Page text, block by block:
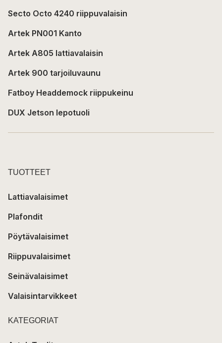
Secto Octo 4240 riippuvalaisin
Artek PN001 Kanto
Artek A805 lattiavalaisin
Artek 900 tarjoiluvaunu
Fatboy Headdemock riippukeinu
DUX Jetson lepotuoli
TUOTTEET
Lattiavalaisimet
Plafondit
Pöytävalaisimet
Riippuvalaisimet
Seinävalaisimet
Valaisintarvikkeet
KATEGORIAT